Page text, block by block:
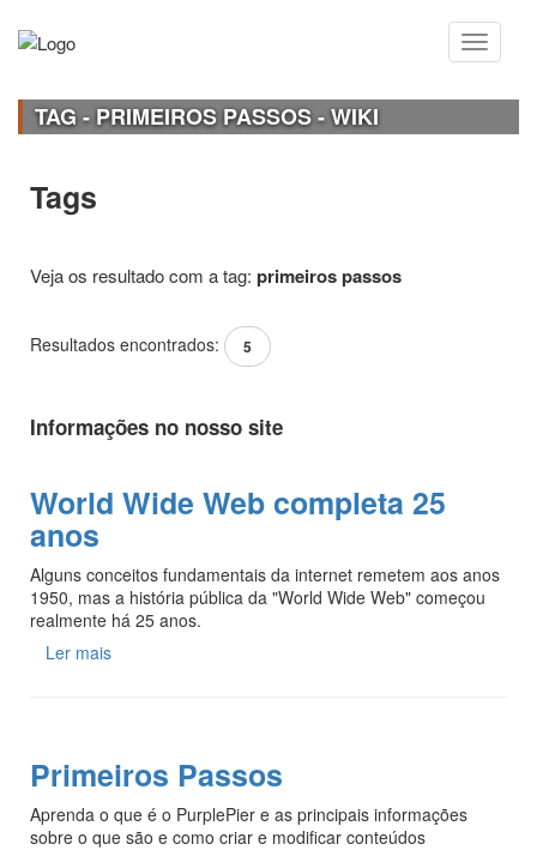
TAG - PRIMEIROS PASSOS - WIKI
Tags
Veja os resultado com a tag: primeiros passos
Resultados encontrados: 5
Informações no nosso site
World Wide Web completa 25
anos
Alguns conceitos fundamentais da internet remetem aos anos
1950, mas a história pública da "World Wide Web" começou
realmente há 25 anos.
Ler mais
Primeiros Passos
Aprenda o que é o PurplePier e as principais informações
sobre o que são e como criar e modificar conteúdos